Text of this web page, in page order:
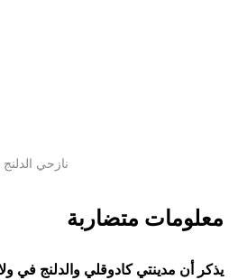
نازحي الدلنج
معلومات متضاربة
يذكر أن مدينتي كادوقلي والدلنج في